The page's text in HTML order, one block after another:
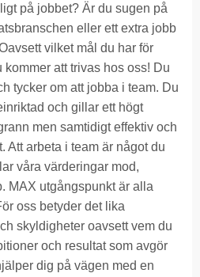
på jobbet? Är du sugen på
eller ett extra jobb
vilket mål du har för
kommer att trivas hos oss! Du
tycker om att jobba i team. Du
och gillar ett högt
men samtidigt effektiv och
Att arbeta i team är något du
våra värderingar mod,
MAX utgångspunkt är alla
oss betyder det lika
skyldigheter oavsett vem du
och resultat som avgör
dig på vägen med en